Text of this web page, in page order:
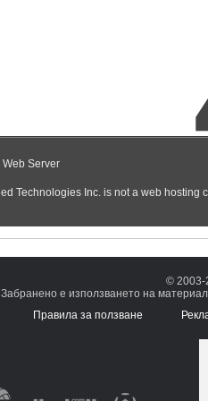
© 2003-
Забранено е използването на
Правила за ползване